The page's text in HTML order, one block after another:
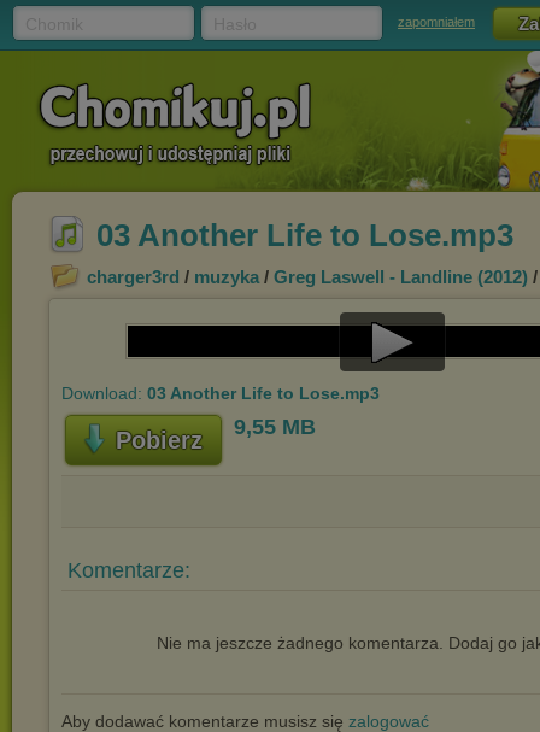
zapomniałem
03 Another Life to Lose.mp3
charger3rd / muzyka / Greg Laswell - Landline (2012)
Play
Download: 03 Another Life to Lose.mp3
Pobierz 9,55 MB
Komentarze:
Nie ma jeszcze żadnego komentarza. Dodaj go
Aby dodawać komentarze musisz się zalogować